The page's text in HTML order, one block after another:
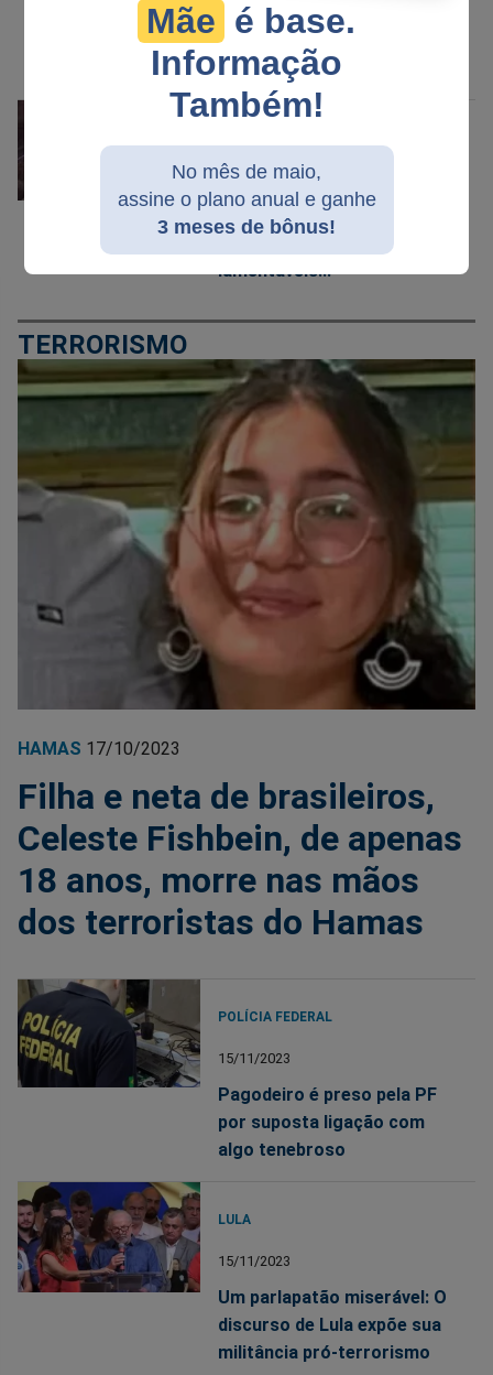
Mãe é base.
Informação
Também!
No mês de maio,
assine o plano anual e ganhe
3 meses de bônus!
comunista espalhando
mentiras sobre a sua vida
(veja o vídeo)
11/01/2024
O terrorismo no Equador!
lamentáveis...
TERRORISMO
HAMAS 17/10/2023
Filha e neta de brasileiros,
Celeste Fishbein, de apenas
18 anos, morre nas mãos
dos terroristas do Hamas
POLÍCIA FEDERAL
15/11/2023
Pagodeiro é preso pela PF
por suposta ligação com
algo tenebroso
LULA
15/11/2023
Um parlapatão miserável: O
discurso de Lula expõe sua
militância pró-terrorismo